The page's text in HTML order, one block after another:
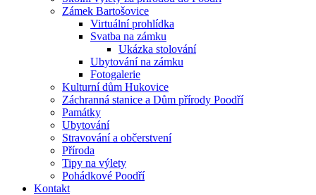
Zámek Bartošovice
Virtuální prohlídka
Svatba na zámku
Ukázka stolování
Ubytování na zámku
Fotogalerie
Kulturní dům Hukovice
Záchranná stanice a Dům přírody Poodří
Památky
Ubytování
Stravování a občerstvení
Příroda
Tipy na výlety
Pohádkové Poodří
Kontakt